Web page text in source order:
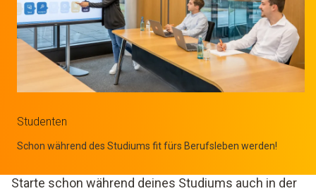
Studenten
Schon während des Studiums fit fürs Berufsleben werden!
Starte schon während deines Studiums auch in der